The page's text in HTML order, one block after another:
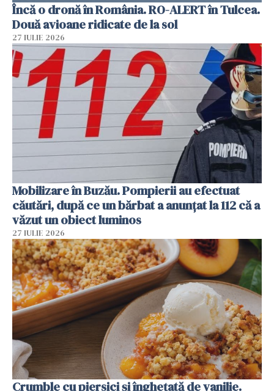
Încă o dronă în România. RO-ALERT în Tulcea.
Două avioane ridicate de la sol
27 IULIE 2026
Mobilizare în Buzău. Pompierii au efectuat
căutări, după ce un bărbat a anunțat la 112 că a
văzut un obiect luminos
27 IULIE 2026
Crumble cu piersici și înghețată de vanilie.